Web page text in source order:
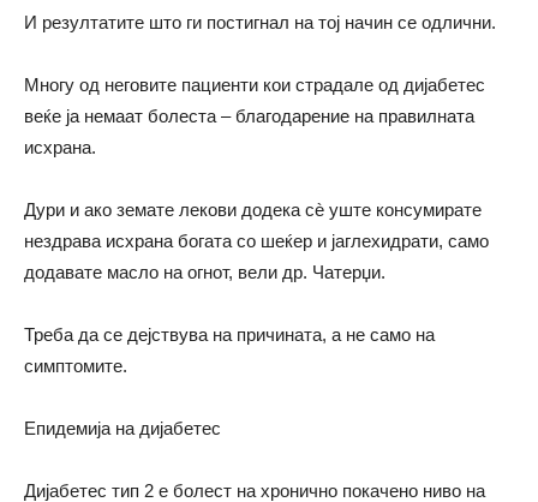
И резултатите што ги постигнал на тој начин се одлични.
Многу од неговите пациенти кои страдале од дијабетес
веќе ја немаат болеста – благодарение на правилната
исхрана.
Дури и ако земате лекови додека сè уште консумирате
нездрава исхрана богата со шеќер и јаглехидрати, само
додавате масло на огнот, вели др. Чатерџи.
Треба да се дејствува на причината, а не само на
симптомите.
Епидемија на дијабетес
Дијабетес тип 2 е болест на хронично покачено ниво на